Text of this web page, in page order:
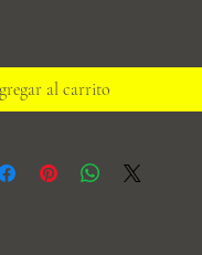
al carrito